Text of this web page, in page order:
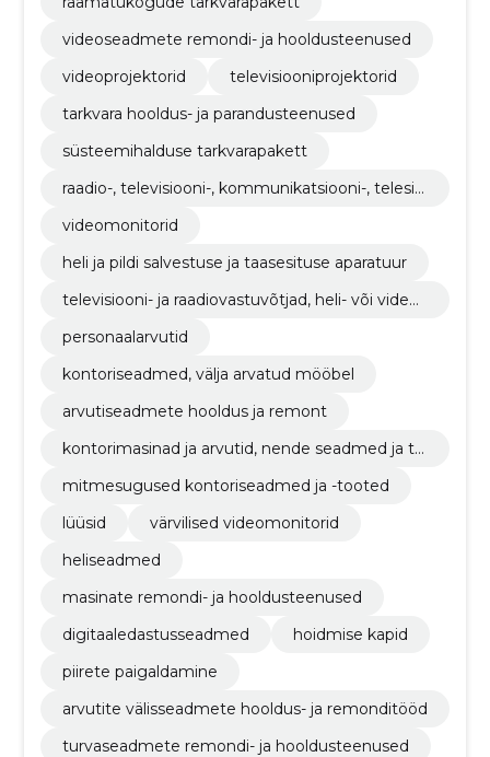
videoseadmete remondi- ja hooldusteenused
videoprojektorid
televisiooniprojektorid
tarkvara hooldus- ja parandusteenused
süsteemihalduse tarkvarapakett
raadio-, televisiooni-, kommunikatsiooni-, telesid
videomonitorid
heli ja pildi salvestuse ja taasesituse aparatuur
televisiooni- ja raadiovastuvõtjad, heli- või videos
personaalarvutid
kontoriseadmed, välja arvatud mööbel
arvutiseadmete hooldus ja remont
kontorimasinad ja arvutid, nende seadmed ja ta
mitmesugused kontoriseadmed ja -tooted
lüüsid
värvilised videomonitorid
heliseadmed
masinate remondi- ja hooldusteenused
digitaaledastusseadmed
hoidmise kapid
piirete paigaldamine
arvutite välisseadmete hooldus- ja remonditööd
turvaseadmete remondi- ja hooldusteenused